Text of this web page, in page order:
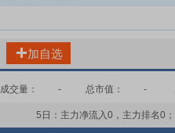
加自选
成交量： - 总市值： -
5日：主力净流入0 ，主力排名0 ；